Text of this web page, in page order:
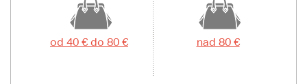
od 40 € do 80 € nad 80 €